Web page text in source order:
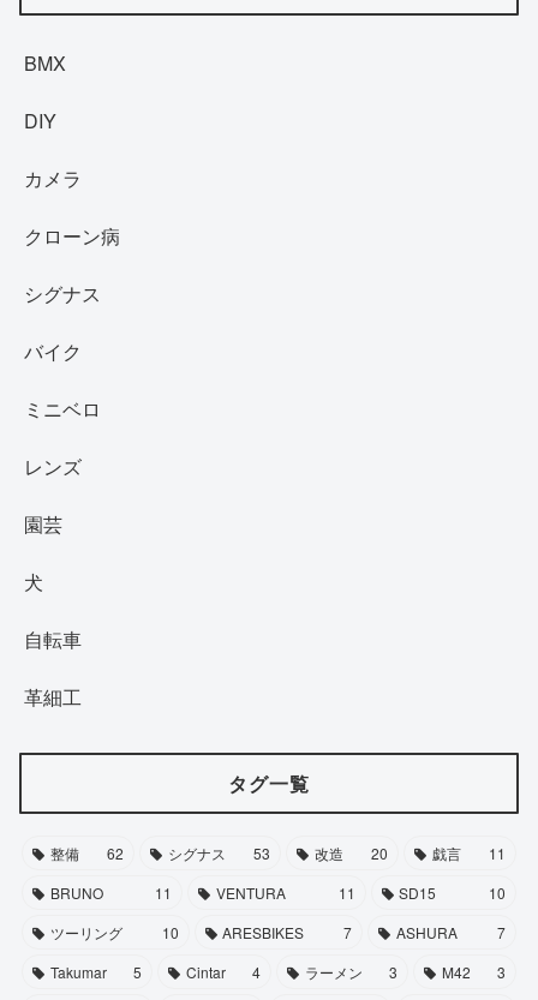
BMX
DIY
カメラ
クローン病
シグナス
バイク
ミニベロ
レンズ
園芸
犬
自転車
革細工
タグ一覧
整備 62 シグナス 53 改造 20 戯言
11
BRUNO
11 VENTURA 11 SD15
10
ツーリング
10 ARESBIKES 7 ASHURA
7
Takumar
5 Cintar 4 ラーメン 3 M42
3